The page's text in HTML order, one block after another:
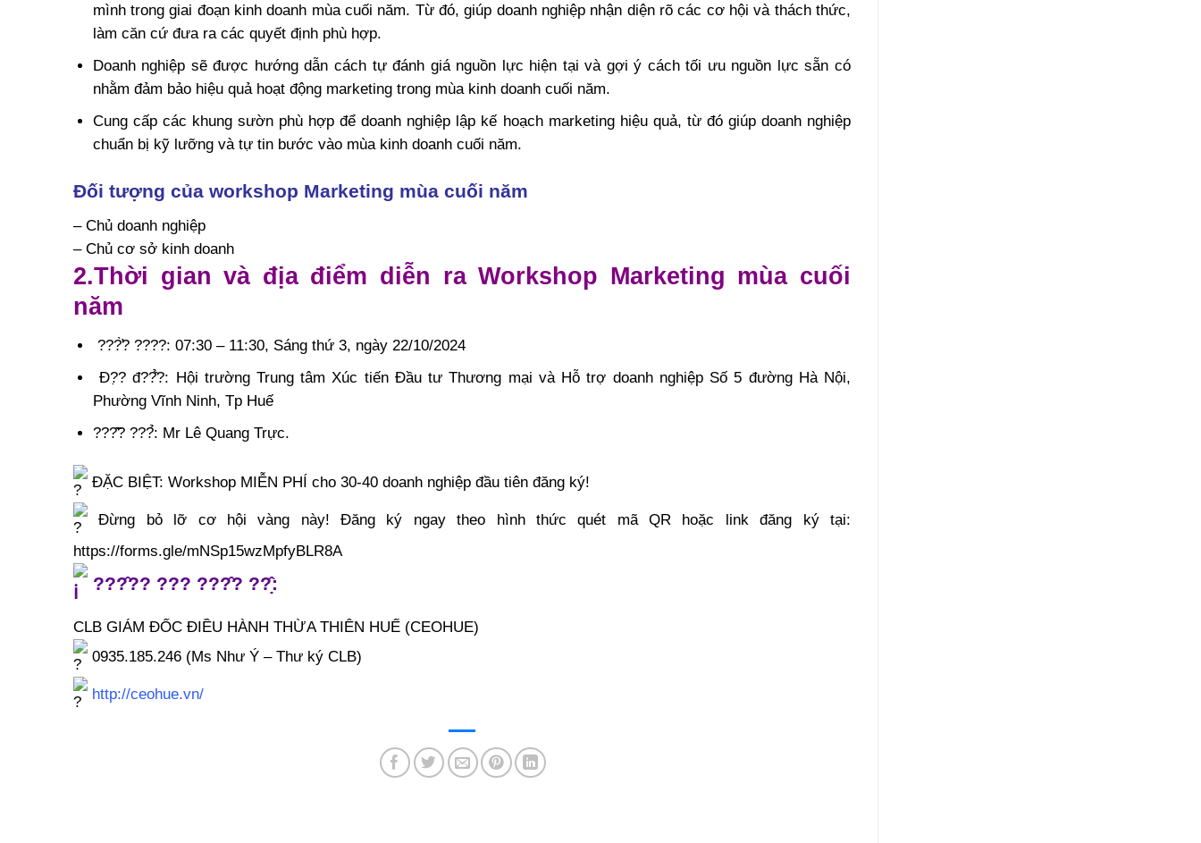
mình trong giai đoạn kinh doanh mùa cuối năm. Từ đó, giúp doanh nghiệp nhận diện rõ các cơ hội và thách thức,
làm căn cứ đưa ra các quyết định phù hợp.
️Doanh nghiệp sẽ được hướng dẫn cách tự đánh giá nguồn lực hiện tại và gợi ý cách tối ưu nguồn lực sẵn có
nhằm đảm bảo hiệu quả hoạt động marketing trong mùa kinh doanh cuối năm.
️Cung cấp các khung sườn phù hợp để doanh nghiệp lập kế hoạch marketing hiệu quả, từ đó giúp doanh nghiệp
chuẩn bị kỹ lưỡng và tự tin bước vào mùa kinh doanh cuối năm.
Đối tượng của workshop Marketing mùa cuối năm
– Chủ doanh nghiệp
– Chủ cơ sở kinh doanh
2.Thời gian và địa điểm diễn ra Workshop Marketing mùa cuối
năm
???̛̀? ????: 07:30 – 11:30, Sáng thứ 3, ngày 22/10/2024
Đ?̣? đ??̂̉?: Hội trường Trung tâm Xúc tiến Đầu tư Thương mại và Hỗ trợ doanh nghiệp Số 5 đường Hà Nội,
Phường Vĩnh Ninh, Tp Huế
???̂̃? ???̉: Mr Lê Quang Trực.
ĐẶC BIỆT: Workshop MIỄN PHÍ cho 30-40 doanh nghiệp đầu tiên đăng ký!
Đừng bỏ lỡ cơ hội vàng này! Đăng ký ngay theo hình thức quét mã QR hoặc link đăng ký tại:
https://forms.gle/mNSp15wzMpfyBLR8A
???̂?? ??? ???̂? ??̣̂:
CLB GIÁM ĐỐC ĐIỀU HÀNH THỪA THIÊN HUẾ (CEOHUE)
0935.185.246 (Ms Như Ý – Thư ký CLB)
http://ceohue.vn/